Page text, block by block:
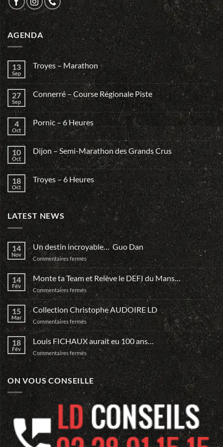
AGENDA
13
Sep
Troyes – Marathon
27
Sep
Connerré – Course Régionale Piste
4
Oct
Pornic – 6 Heures
10
Oct
Dijon – Semi-Marathon des Grands Crus
18
Oct
Troyes – 6 Heures
LATEST NEWS
14
Nov
Un destin incroyable… Guo Dan
Commentaires ferméssur
Un
destin
incroyable…
Guo
Dan
14
Fév
Monte ta Team et Relève le DEFI du Mans…
Commentaires ferméssur
Monte
ta
Team
et
Relève
le
DEFI
du
Mans…
15
Mar
Collection Christophe AUDOIRE LD
Commentaires ferméssur
Collection
Christophe
AUDOIRE
LD
18
Fév
Louis FICHAUX aurait eu 100 ans…
Commentaires ferméssur
Louis
FICHAUX
aurait
eu
100
ans…
ON VOUS CONSEILLE